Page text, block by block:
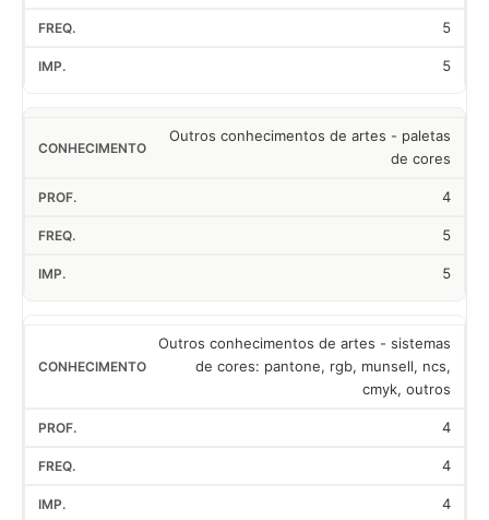
5
5
Outros conhecimentos de artes - paletas
de cores
4
5
5
Outros conhecimentos de artes - sistemas
de cores: pantone, rgb, munsell, ncs,
cmyk, outros
4
4
4